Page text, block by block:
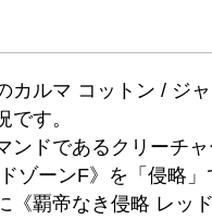
カルマ コットン / ジ
です。
ンドであるクリーチ
ゾーンF》を「侵略」
《覇帝なき侵略 レッ